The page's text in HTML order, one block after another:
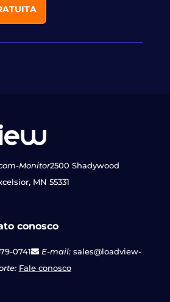
Monitor2500 Shadywood
MN 55331
conosco
0741 E-mail:sales@loadview-
Fale conosco